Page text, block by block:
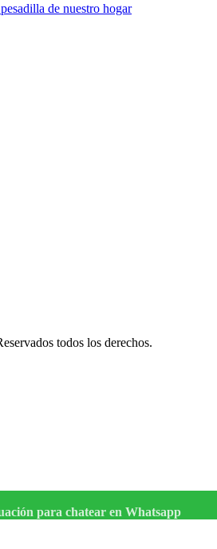
de nuestro hogar
todos los derechos.
para chatear en Whatsapp